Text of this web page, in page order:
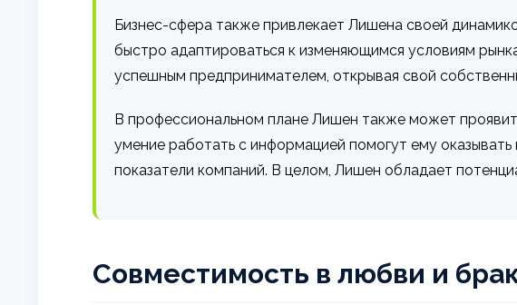
Бизнес-сфера также привлекает Лишена своей
быстро адаптироваться к изменяющимся условиям
успешным предпринимателем, открывая свой
В профессиональном плане Лишен также может
умение работать с информацией помогут ему
показатели компаний. В целом, Лишен обладает
Совместимость в любви и